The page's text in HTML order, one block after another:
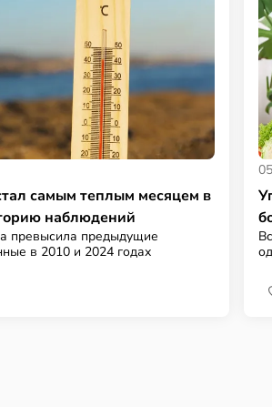
самым теплым месяцем в
наблюдений
превысила предыдущие
в 2010 и 2024 годах